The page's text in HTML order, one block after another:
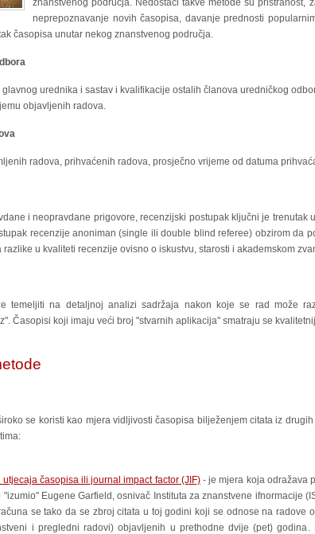
znanstvenog područja. Nedostaci takve metode su
neprepoznavanje novih časopisa, davanje prednosti
časopisa unutar nekog znanstvenog područja.
urednika i sastav i kvalifikacije ostalih članova uredničkog
objavljenih radova.
radova, prihvaćenih radova, prosječno vrijeme od datuma
i neopravdane prigovore, recenzijski postupak ključni je
recenzije anoniman (single ili double blind referee) obzirom da
razlike u kvaliteti recenzije ovisno o iskustvu, starosti i akademskom
temeljiti na detaljnoj analizi sadržaja nakon koje se rad može
Časopisi koji imaju veći broj "stvarnih aplikacija" smatraju se
se koristi kao mjera vidljivosti časopisa bilježenjem citata iz
časopisa ili journal impact factor (JIF)- je mjera koja odražava
"izumio" Eugene Garfield, osnivač Instituta za znanstvene ifnormacije
se tako da se zbroj citata u toj godini koji se odnose na radove
i pregledni radovi) objavljenih u prethodne dvije (pet)